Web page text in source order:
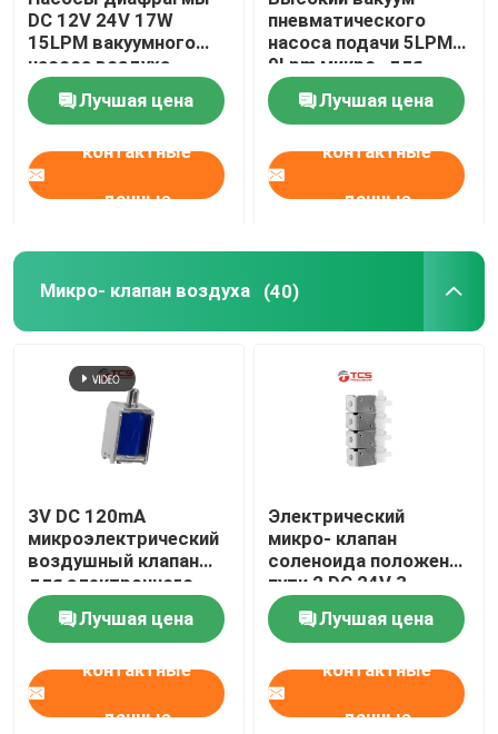
Микро- водяная помпа
Микро- клапан воды
Микро- перистальтический насос
Пушпульный электромагнит соленоида
DC 12V 24V 17W
15LPM вакуумного
насоса воздуха
микро- мини
Лучшая цена
контактные
данные
пневматического
насоса подачи 5LPM
9Lpm микро- для
поддержки талии
автомобиля
Лучшая цена
контактные
данные
Микро- клапан воздуха (40)
3V DC 120mA
микроэлектрический
воздушный клапан
для электронного
кровяного давления
медицинский
монитор
Лучшая цена
контактные
данные
Электрический
микро- клапан
соленоида положения
пути 2 DC 24V 3
клапана соленоида
воздухаЛучшая цена
контактные
данные